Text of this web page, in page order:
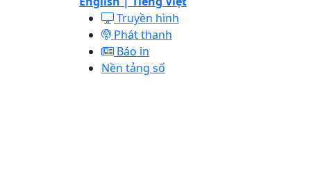
Truyền hình
Phát thanh
Báo in
Nền tảng số